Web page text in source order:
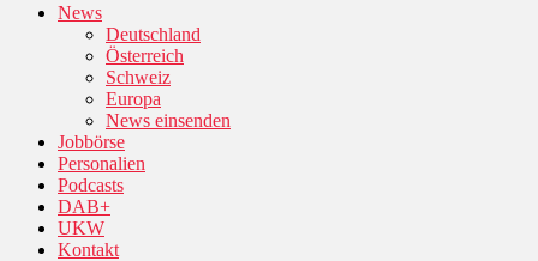
News
Deutschland
Österreich
Schweiz
Europa
News einsenden
Jobbörse
Personalien
Podcasts
DAB+
UKW
Kontakt